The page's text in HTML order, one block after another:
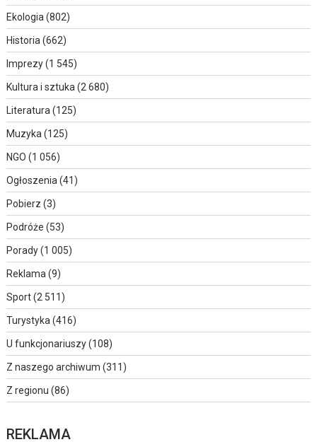
Ekologia(802)
Historia(662)
Imprezy(1 545)
Kultura i sztuka(2 680)
Literatura(125)
Muzyka(125)
NGO (1 056)
Ogłoszenia(41)
Pobierz (3)
Podróże (53)
Porady(1 005)
Reklama(9)
Sport(2 511)
Turystyka(416)
U funkcjonariuszy(108)
Z naszego archiwum (311)
Z regionu (86)
REKLAMA